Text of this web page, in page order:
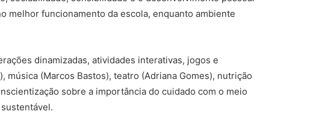
melhor funcionamento da escola, enquanto ambiente
dinamizadas, atividades interativas, jogos e
(Marcos Bastos), teatro (Adriana Gomes), nutrição
sobre a importância do cuidado com o meio